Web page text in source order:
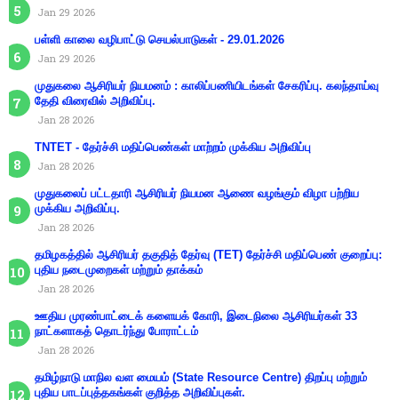
Jan 29 2026
பள்ளி காலை வழிபாட்டு செயல்பாடுகள் - 29.01.2026
Jan 29 2026
முதுகலை ஆசிரியர் நியமனம் : காலிப்பணியிடங்கள் சேகரிப்பு. கலந்தாய்வு
தேதி விரைவில் அறிவிப்பு.
Jan 28 2026
TNTET - தேர்ச்சி மதிப்பெண்கள் மாற்றம் முக்கிய அறிவிப்பு
Jan 28 2026
முதுகலைப் பட்டதாரி ஆசிரியர் நியமன ஆணை வழங்கும் விழா பற்றிய
முக்கிய அறிவிப்பு.
Jan 28 2026
தமிழகத்தில் ஆசிரியர் தகுதித் தேர்வு (TET) தேர்ச்சி மதிப்பெண் குறைப்பு:
புதிய நடைமுறைகள் மற்றும் தாக்கம்
Jan 28 2026
ஊதிய முரண்பாட்டைக் களையக் கோரி, இடைநிலை ஆசிரியர்கள் 33
நாட்களாகத் தொடர்ந்து போராட்டம்
Jan 28 2026
தமிழ்நாடு மாநில வள மையம் (State Resource Centre) திறப்பு மற்றும்
புதிய பாடப்புத்தகங்கள் குறித்த அறிவிப்புகள்.